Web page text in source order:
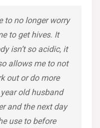
to no longer worry
to get hives. It
isn’t so acidic, it
allows me to not
out or do more
old husband
and the next day
use to before